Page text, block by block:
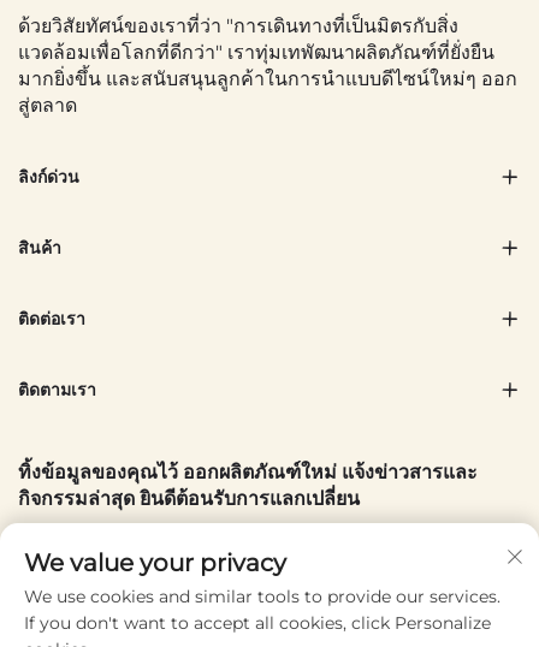
การใช้งานหลักของกระเป๋าชายหาดก็คือสำหรับ
การเดินทางไปชายหาดและพื้นที่ชายฝั่ง เมื่อคุณ
ต้องการไปชายหาด กระเป๋าชายหาดถือเป็นเพื่อน
ได้อย่างลงตัว
มีค่า SPF สูง ลิปบาล์มกัน UV หนังสือดีๆ สักเล่ม
สำหรับครอบครัว กระเป๋าชายหาดสามารถใส่ของ
ลม ชูชีพ และเสื้อผ้าสำรองได้ วัสดุกันน้ำช่วย
ปกป้องสิ่งของไม่ให้เปียกแม้คุณจะวางกระเป๋าไว้
คุณไม่ต้องนำทรายกลับบ้านด้วย
ไม่ว่าคุณจะใช้เวลาทั้งวันที่ชายหาดในท้องถิ่นหรือ
ด้วยวิสัยทัศน์ของเราที่ว่า "การเดินทางที่เป็นมิตรกับสิ่ง
แวดล้อมเพื่อโลกที่ดีกว่า" เราทุ่มเทพัฒนาผลิตภัณฑ์ที่ยั่งยืน
มากยิ่งขึ้น และสนับสนุนลูกค้าในการนำแบบดีไซน์ใหม่ๆ ออก
สู่ตลาด
ลิงก์ด่วน
สินค้า
ติดต่อเรา
ติดตามเรา
ทิ้งข้อมูลของคุณไว้ ออกผลิตภัณฑ์ใหม่ แจ้งข่าวสารและ
กิจกรรมล่าสุด ยินดีต้อนรับการแลกเปลี่ยน
อีเมลของคุณ
Subscribe
We value your privacy
We use cookies and similar tools to provide our services.
If you don't want to accept all cookies, click Personalize